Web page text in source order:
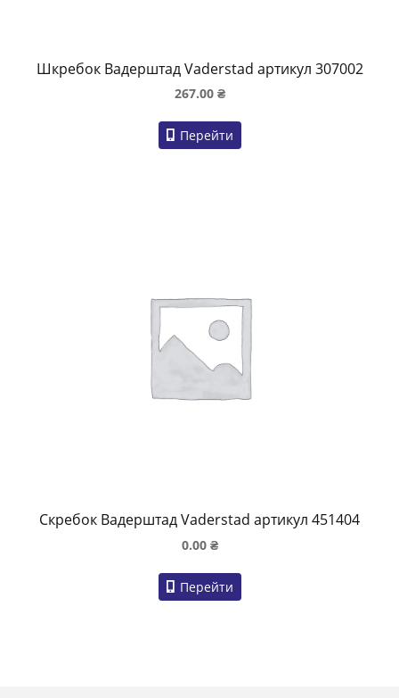
Шкребок Вадерштад Vaderstad артикул 307002
267.00 ₴
Перейти
Скребок Вадерштад Vaderstad артикул 451404
0.00 ₴
Перейти